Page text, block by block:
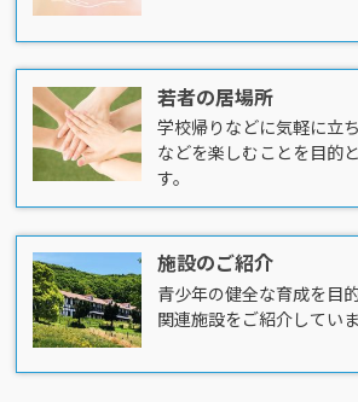
若者の居場所
学校帰りなどに気軽に立
などを楽しむことを目的
す。
施設のご紹介
青少年の健全な育成を目
関連施設をご紹介していま